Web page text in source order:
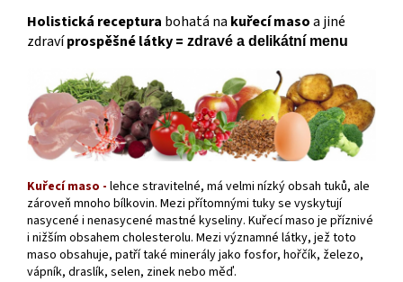
Holistická receptura bohatá na kuřecí masoa jiné
zdravíprospěšné látky = zdravé a delikátní menu
Kuřecí maso - lehce stravitelné, má velmi nízký obsah tuků, ale
zároveň mnoho bílkovin. Mezi přítomnými tuky se vyskytují
nasycené i nenasycené mastné kyseliny. Kuřecí maso je příznivé
i nižším obsahem cholesterolu. Mezi významné látky, jež toto
maso obsahuje, patří také minerály jako fosfor, hořčík, železo,
vápník, draslík, selen, zinek nebo měď.